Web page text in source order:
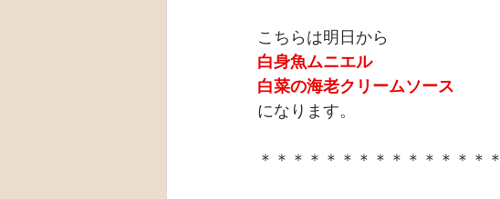
こちらは明日から
白身魚ムニエル
白菜の海老クリームソース
になります。
＊＊＊＊＊＊＊＊＊＊＊＊＊＊＊